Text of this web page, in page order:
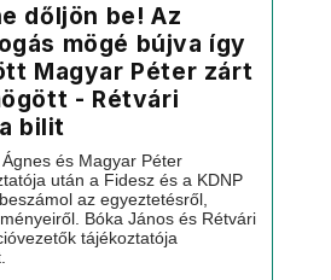
dőljön be! Az
mögé bújva így
Magyar Péter zárt
- Rétvári
bilit
és Magyar Péter
után a Fidesz és a KDNP
az egyeztetésről,
Bóka János és Rétvári
tájékoztatója